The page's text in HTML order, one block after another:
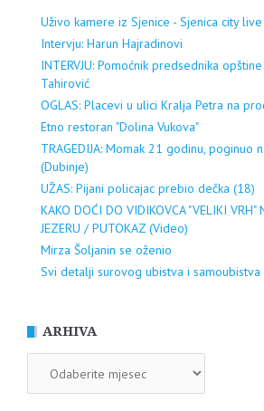
Uživo kamere iz Sjenice - Sjenica city
Intervju: Harun Hajradinovi
INTERVJU: Pomoćnik predsednika
Tahirović
OGLAS: Placevi u ulici Kralja Petra na
Etno restoran "Dolina Vukova"
TRAGEDIJA: Momak 21 godinu, poginuo
(Dubinje)
UŽAS: Pijani policajac prebio dečka (18)
KAKO DOĆI DO VIDIKOVCA "VELIKI VRH"
JEZERU / PUTOKAZ (Video)
Mirza Šoljanin se oženio
Svi detalji surovog ubistva i samoubistva
ARHIVA